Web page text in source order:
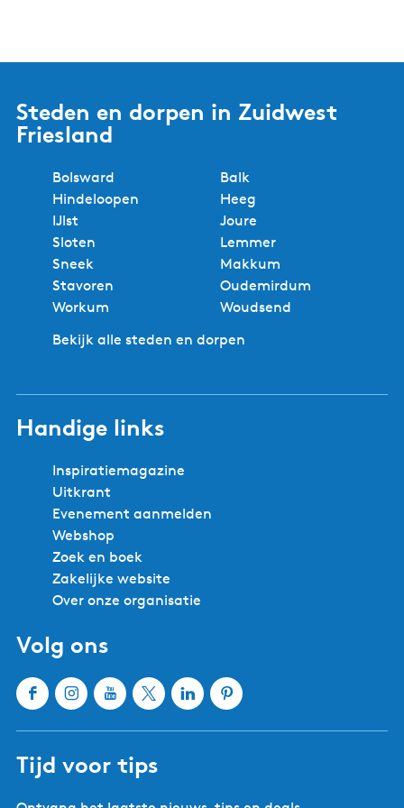
Steden en dorpen in Zuidwest
Friesland
Bolsward
Balk
Hindeloopen
Heeg
IJlst
Joure
Sloten
Lemmer
Sneek
Makkum
Stavoren
Oudemirdum
Workum
Woudsend
Bekijk alle steden en dorpen
Handige links
Inspiratiemagazine
Uitkrant
Evenement aanmelden
Webshop
Zoek en boek
Zakelijke website
Over onze organisatie
Volg ons
F
e
I
t
Y
T
X
t
L
P
Tijd voor tips